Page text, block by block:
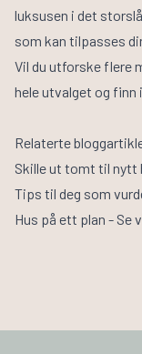
luksusen i det
som kan tilpasses
Vil du utforske flere
hele utvalget og
Relaterte
Skille ut tomt til nytt
Tips til deg som
Hus på ett plan - Se